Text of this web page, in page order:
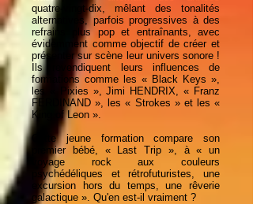
quatre-vingt-dix, mêlant des tonalités
alternatives, parfois progressives à des
refrains plus pop et entraînants, avec
évidemment comme objectif de créer et
présenter sur scène leur univers sonore !
Ils revendiquent leurs influences de
formations comme les « Black Keys »,
les « Pixies », Jimi HENDRIX, « Franz
FERDINAND », les « Strokes » et les «
King of Leon ».
Cette jeune formation compare son
premier bébé, « Last Trip », à « un
voyage rock aux couleurs
psychédéliques et rétrofuturistes, une
excursion hors du temps, une rêverie
galactique ». Qu'en est-il vraiment ?